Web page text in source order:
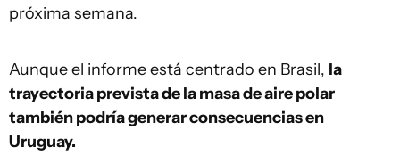
próxima semana.
Aunque el informe está centrado en Brasil, la
trayectoria prevista de la masa de aire polar
también podría generar consecuencias en
Uruguay.